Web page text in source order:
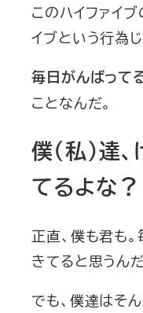
このハイファイ
イブという行為じ
毎日がんばって
ことなんだ。
僕（私）達
てるよな？
正直、僕も君も
きてると思うんだ
でも、僕達はそ